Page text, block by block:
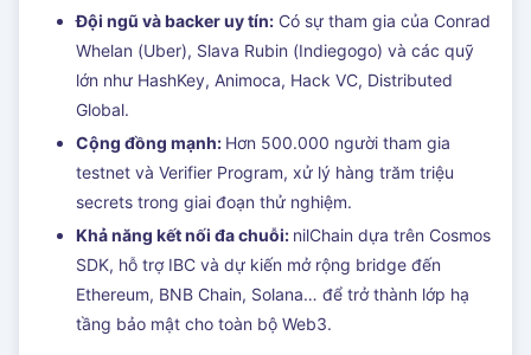
Đội ngũ và backer uy tín: Có sự tham gia của Conrad
Whelan (Uber), Slava Rubin (Indiegogo) và các quỹ
lớn như HashKey, Animoca, Hack VC, Distributed
Global.
Cộng đồng mạnh: Hơn 500.000 người tham gia
testnet và Verifier Program, xử lý hàng trăm triệu
secrets trong giai đoạn thử nghiệm.
Khả năng kết nối đa chuỗi: nilChain dựa trên Cosmos
SDK, hỗ trợ IBC và dự kiến mở rộng bridge đến
Ethereum, BNB Chain, Solana… để trở thành lớp hạ
tầng bảo mật cho toàn bộ Web3.